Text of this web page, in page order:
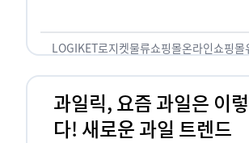
LOGIKET로지켓물류쇼핑몰온라인쇼핑몰
과일릭, 요즘 과일은 이
다! 새로운 과일 트렌드